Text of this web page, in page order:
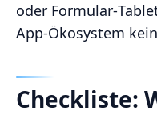
oder
App‑Ökosystem
Checkliste: